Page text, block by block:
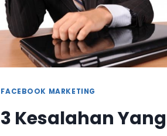
PATUT
BUAT?
FACEBOOK MARKETING
3 Kesalahan Yang